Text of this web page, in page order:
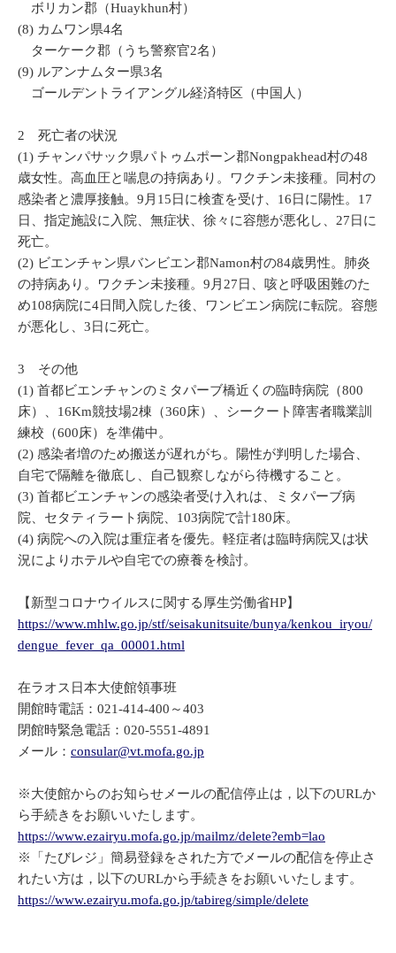
ボリカン郡（Huaykhun村）
(8) カムワン県4名
ターケーク郡（うち警察官2名）
(9) ルアンナムター県3名
ゴールデントライアングル経済特区（中国人）
2 死亡者の状況
(1) チャンパサック県パトゥムポーン郡Nongpakhead村の48
歳女性。高血圧と喘息の持病あり。ワクチン未接種。同村の
感染者と濃厚接触。9月15日に検査を受け、16日に陽性。17
日、指定施設に入院、無症状、徐々に容態が悪化し、27日に
死亡。
(2) ビエンチャン県バンビエン郡Namon村の84歳男性。肺炎
の持病あり。ワクチン未接種。9月27日、咳と呼吸困難のた
め108病院に4日間入院した後、ワンビエン病院に転院。容態
が悪化し、3日に死亡。
3 その他
(1) 首都ビエンチャンのミタパーブ橋近くの臨時病院（800
床）、16Km競技場2棟（360床）、シークート障害者職業訓
練校（600床）を準備中。
(2) 感染者増のため搬送が遅れがち。陽性が判明した場合、
自宅で隔離を徹底し、自己観察しながら待機すること。
(3) 首都ビエンチャンの感染者受け入れは、ミタパーブ病
院、セタティラート病院、103病院で計180床。
(4) 病院への入院は重症者を優先。軽症者は臨時病院又は状
況によりホテルや自宅での療養を検討。
【新型コロナウイルスに関する厚生労働省HP】
https://www.mhlw.go.jp/stf/seisakunitsuite/bunya/kenkou_iryou/
dengue_fever_qa_00001.html
在ラオス日本大使館領事班
開館時電話：021-414-400～403
閉館時緊急電話：020-5551-4891
メール： consular@vt.mofa.go.jp
※大使館からのお知らせメールの配信停止は，以下のURLか
ら手続きをお願いいたします。
https://www.ezairyu.mofa.go.jp/mailmz/delete?emb=lao
※「たびレジ」簡易登録をされた方でメールの配信を停止さ
れたい方は，以下のURLから手続きをお願いいたします。
https://www.ezairyu.mofa.go.jp/tabireg/simple/delete